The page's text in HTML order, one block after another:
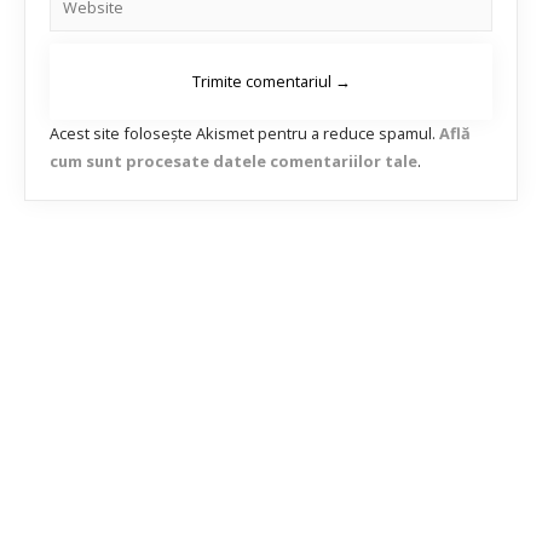
Acest site folosește Akismet pentru a reduce spamul. Află
cum sunt procesate datele comentariilor tale.